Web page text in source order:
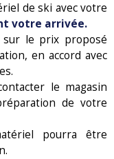
de ski avec votre
votre arrivée.
sur le prix proposé
en accord avec
le magasin
de votre
pourra être